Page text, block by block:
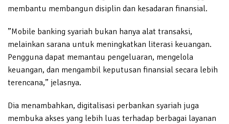
membantu membangun disiplin dan kesadaran finansial.
”Mobile banking syariah bukan hanya alat transaksi,
melainkan sarana untuk meningkatkan literasi keuangan.
Pengguna dapat memantau pengeluaran, mengelola
keuangan, dan mengambil keputusan finansial secara lebih
terencana,” jelasnya.
Dia menambahkan, digitalisasi perbankan syariah juga
membuka akses yang lebih luas terhadap berbagai layanan